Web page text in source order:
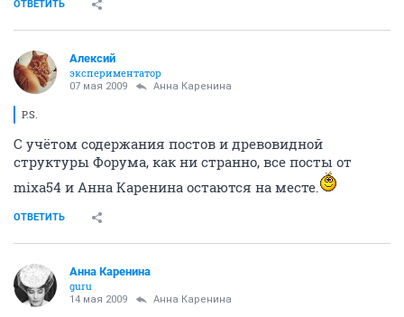
ОТВЕТИТЬ
Алексий
экспериментатор
07 мая 2009 Анна Каренина
P.S.
С учётом содержания постов и древовидной
структуры Форума, как ни странно, все посты от
mixa54 и Анна Каренина остаются на месте.
ОТВЕТИТЬ
Анна Каренина
guru
14 мая 2009 Анна Каренина